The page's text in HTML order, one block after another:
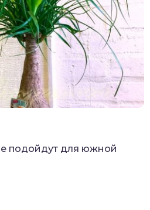
подойдут для южной